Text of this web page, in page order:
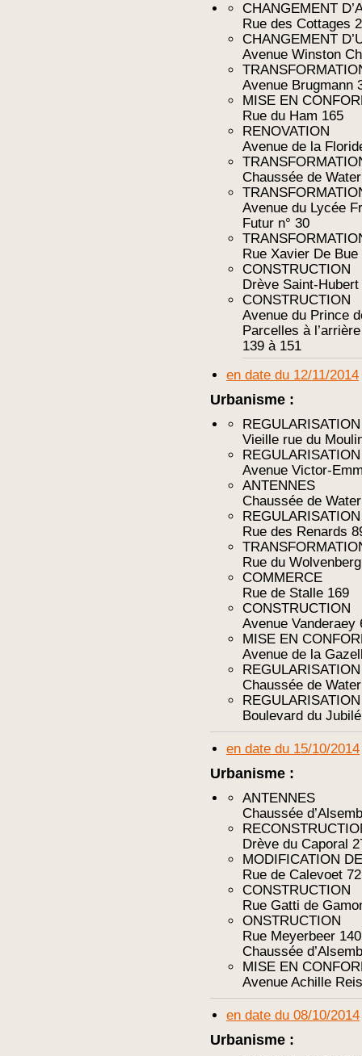
CHANGEMENT
Rue des Cottages
CHANGEMENT
Avenue Winston
Avenue Brugmann
MISE EN
Rue du Ham 165
RENOVATION
Avenue de la
Chaussée de
Avenue du Lycée
Futur n° 30
Rue Xavier De Bue
CONSTRUCTION
Drève Saint-Hubert
CONSTRUCTION
Avenue du Prince
Parcelles à
139 à 151
en date du 12/11/2014
Urbanisme :
REGULARISATION
Vieille rue du
REGULARISATION
Avenue Victor-
ANTENNES
Chaussée de
REGULARISATION
Rue des Renards
Rue du
COMMERCE
Rue de Stalle 169
CONSTRUCTION
Avenue Vanderaey
MISE EN
Avenue de la
REGULARISATION
Chaussée de
REGULARISATION
Boulevard du
en date du 15/10/2014
Urbanisme :
ANTENNES
Chaussée
Drève du Caporal
MODIFICATION
Rue de Calevoet 72
CONSTRUCTION
Rue Gatti de
ONSTRUCTION
Rue Meyerbeer
Chaussée
MISE EN
Avenue Achille
en date du 08/10/2014
Urbanisme :